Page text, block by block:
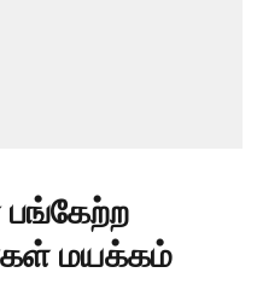
பங்கேற்ற
மயக்கம்